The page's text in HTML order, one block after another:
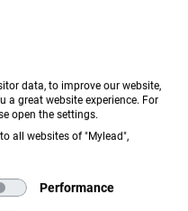
data, to improve our website,
a great website experience. For
open the settings.
all websites of "Mylead",
Performance